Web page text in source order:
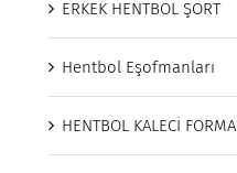
ERKEK HENTBOL ŞORT
Hentbol Eşofmanları
HENTBOL KALECİ FORMA